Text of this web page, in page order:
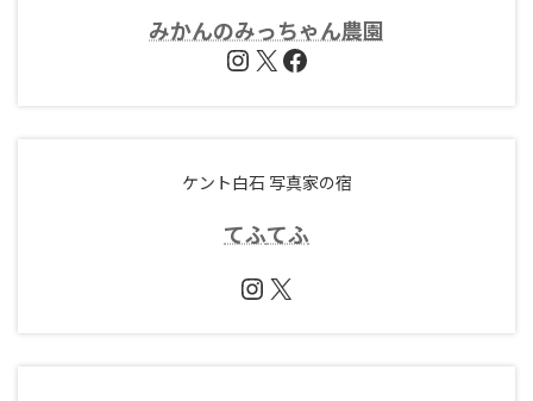
みかんのみっちゃん農園
Instagram
X Facebook
ケント白石 写真家の宿
てふてふ
Instagram
X